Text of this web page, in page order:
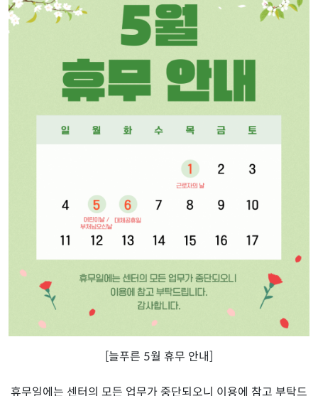
[늘푸른 5월 휴무 안내]
휴무일에는 센터의 모든 업무가 중단되오니 이용에 참고 부탁드